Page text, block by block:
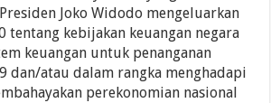
Joko Widodo mengeluarkan
tentang kebijakan keuangan negara
keuangan untuk penanganan
dan/atau dalam rangka menghadapi
perekonomian nasional